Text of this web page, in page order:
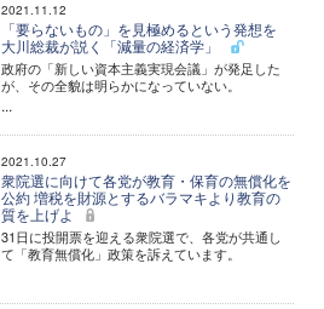
2021.11.12
「要らないもの」を見極めるという発想を
大川総裁が説く「減量の経済学」
政府の「新しい資本主義実現会議」が発足した
が、その全貌は明らかになっていない。
...
2021.10.27
衆院選に向けて各党が教育・保育の無償化を
公約 増税を財源とするバラマキより教育の
質を上げよ
31日に投開票を迎える衆院選で、各党が共通し
て「教育無償化」政策を訴えています。